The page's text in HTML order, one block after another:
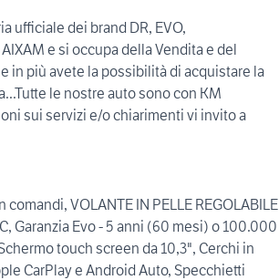
ufficiale dei brand DR, EVO,
AIXAM e si occupa della Vendita e del
in più avete la possibilità di acquistare la
le nostre auto sono con KM
sui servizi e/o chiarimenti vi invito a
VOLANTE IN PELLE REGOLABILE
Garanzia Evo - 5 anni (60 mesi) o 100.000
touch screen da 10,3", Cerchi in
CarPlay e Android Auto, Specchietti